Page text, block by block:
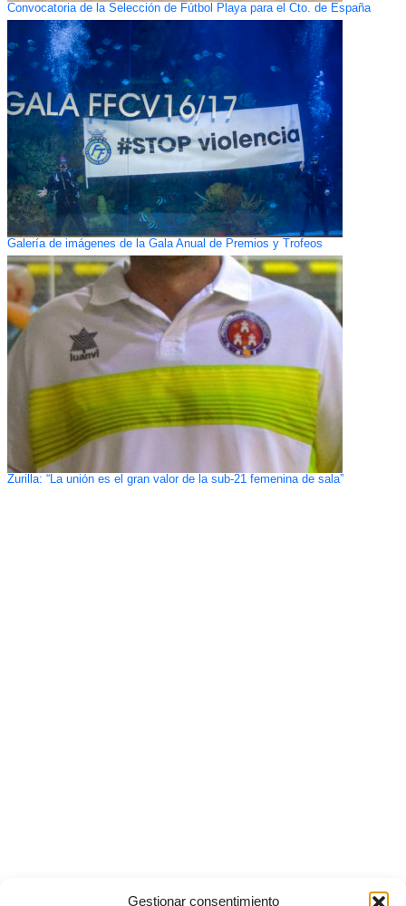
Gestionar consentimiento
Convocatoria de la Selección de Fútbol Playa para el Cto. de España
Galería de imágenes de la Gala Anual de Premios y Trofeos
Zurilla: “La unión es el gran valor de la sub-21 femenina de sala”